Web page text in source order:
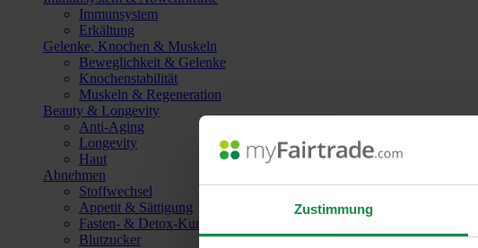
Zustimmung
Immunsystem
Erkältung
Gelenke, Knochen & Muskeln
Beweglichkeit & Gelenke
Knochenstabilität
Muskeln & Regeneration
Beauty & Longevity
Anti-Aging
Longevity
Haut
Abnehmen
Stoffwechsel
Appetit & Sättigung
Fasten- & Detox-Kuren
Blutzucker